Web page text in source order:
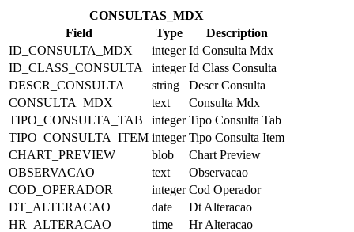
CONSULTAS_MDX
Field
Type
Description
ID_CONSULTA_MDX
integer Id Consulta Mdx
ID_CLASS_CONSULTA
integer Id Class Consulta
DESCR_CONSULTA
string
Descr Consulta
CONSULTA_MDX
text
Consulta Mdx
TIPO_CONSULTA_TAB
integer Tipo Consulta Tab
TIPO_CONSULTA_ITEM integer Tipo Consulta Item
CHART_PREVIEW
blob
Chart Preview
OBSERVACAO
text
Observacao
COD_OPERADOR
integer Cod Operador
DT_ALTERACAO
date
Dt Alteracao
HR_ALTERACAO
time
Hr Alteracao